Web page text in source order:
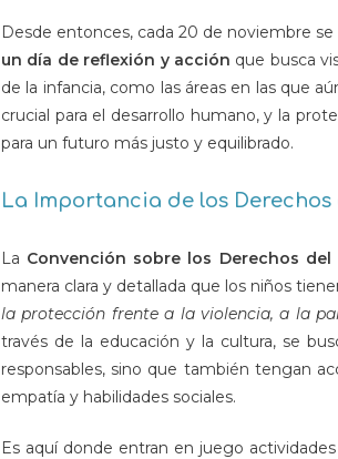
Desde entonces, cada 20 de noviembre
un día de reflexión y acción que busca
de la infancia, como las áreas en las que
crucial para el desarrollo humano, y la
para un futuro más justo y equilibrado.
La Importancia de los
La Convención sobre los Derechos del
manera clara y detallada que los niños
la protección frente a la violencia, a la
través de la educación y la cultura, se
responsables, sino que también tengan
empatía y habilidades sociales.
Es aquí donde entran en juego